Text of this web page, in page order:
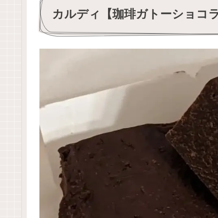
カルディ【珈琲ガトーショコ